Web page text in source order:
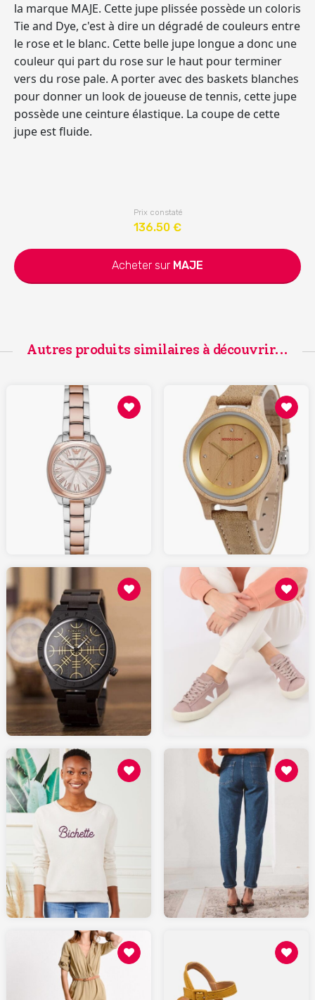
la marque MAJE. Cette jupe plissée possède un coloris
Tie and Dye, c'est à dire un dégradé de couleurs entre
le rose et le blanc. Cette belle jupe longue a donc une
couleur qui part du rose sur le haut pour terminer
vers du rose pale. A porter avec des baskets blanches
pour donner un look de joueuse de tennis, cette jupe
possède une ceinture élastique. La coupe de cette
jupe est fluide.
Prix constaté
136.50 €
Acheter sur MAJE
Autres produits similaires à découvrir...
159.00
AMAZON.fr
AMAZON.fr
50.00
AMAZON.fr
SARENZA.com
49
MONSIEURTSHIRT.com
109
LEPANTALON.fr